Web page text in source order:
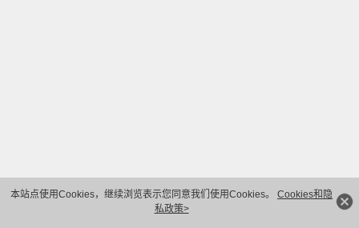
本站点使用Cookies，继续浏览表示您同意我们使用Cookies。 Cookies和隐
私政策>